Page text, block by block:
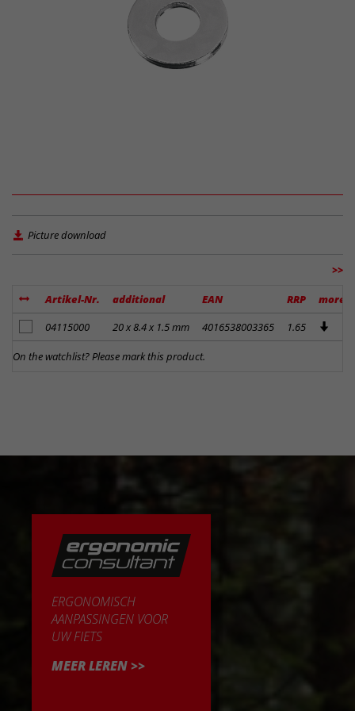
Picture download
>>
Artikel-Nr. additional EAN RRP
more
add to notes
04115000 20 x 8.4 x 1.5 mm 4016538003365 1.65
On the watchlist? Please mark this product.
ERGONOMISCH
AANPASSINGEN VOOR
UW FIETS
MEER LEREN >>